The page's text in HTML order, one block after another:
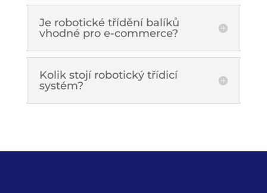
Je robotické třídění balíků
vhodné pro e-commerce?
Kolik stojí robotický třídicí
systém?